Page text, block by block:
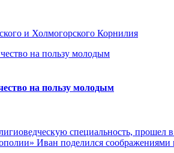
и Холмогорского Корнилия
на пользу молодым
специальность, прошел
Иван поделился соображениями